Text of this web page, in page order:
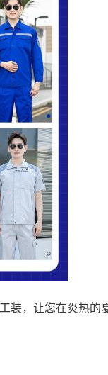
装，让您在炎热